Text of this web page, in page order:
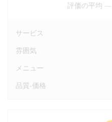
評価の平均 —
サービス
雰囲気
メニュー
品質-価格